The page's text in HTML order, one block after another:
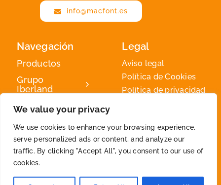
We value your privacy
We use cookies to enhance your browsing experience,
serve personalized ads or content, and analyze our
traffic. By clicking "Accept All", you consent to our use of
cookies.
info@macfont.es
Navegación
Productos
Grupo
Iberland
Iberland
Green
Contacto
Legal
Aviso legal
Política de Cookies
Política de privacidad
2026 © By